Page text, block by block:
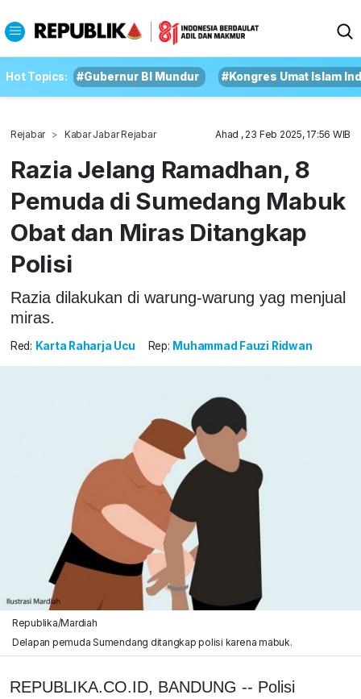
Hot Topics: #Gubernur BI Mundur #Kongres Umat Islam
Rejabar Kabar Jabar Rejabar Ahad , 23 Feb 2025, 17:56 WIB
Razia Jelang Ramadhan, 8
Pemuda di Sumedang Mabuk
Obat dan Miras Ditangkap
Polisi
Razia dilakukan di warung-warung yag menjual
miras.
Red: Karta Raharja Ucu Rep: Muhammad Fauzi Ridwan
Republika/Mardiah
Delapan pemuda Sumendang ditangkap polisi karena mabuk.
REPUBLIKA.CO.ID, BANDUNG -- Polisi